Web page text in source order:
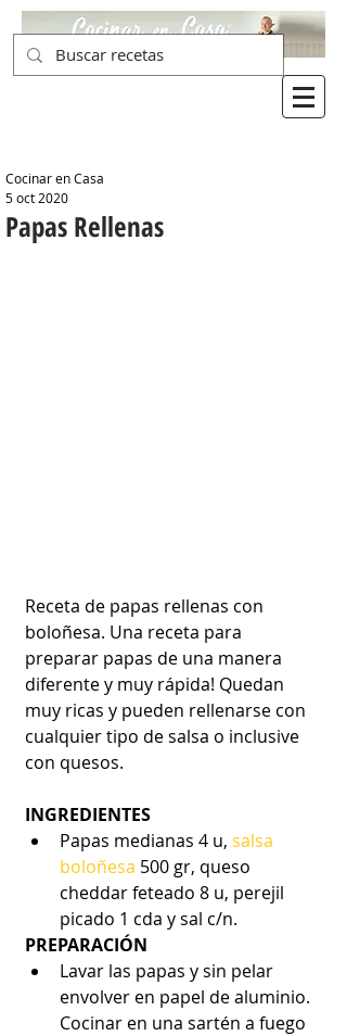
Papas Rellenas
Cocinar en Casa
5 oct 2020
Receta de papas rellenas con
boloñesa. Una receta para
preparar papas de una manera
diferente y muy rápida! Quedan
muy ricas y pueden rellenarse con
cualquier tipo de salsa o inclusive
con quesos.
INGREDIENTES
Papas medianas 4 u, salsa
boloñesa 500 gr, queso
cheddar feteado 8 u, perejil
picado 1 cda y sal c/n.
PREPARACIÓN
Lavar las papas y sin pelar
envolver en papel de aluminio.
Cocinar en una sartén a fuego